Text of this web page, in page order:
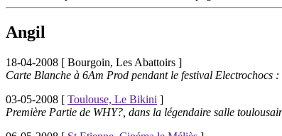
Angil
18-04-2008 [ Bourgoin, Les Abattoirs ]
Carte Blanche à 6Am Prod pendant le festival
03-05-2008 [ Toulouse, Le Bikini ]
Première Partie de WHY?, dans la légendaire salle